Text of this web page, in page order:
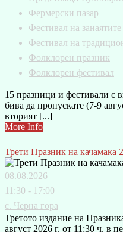
Фермерски пазар
Фестивал на занаятите
Фестивал на
Фолклорен празник
Фолклорен фестивал
15 празници и фестивали с
бива да пропускате (7-9
вторият [...]
More Info
Трети Празник на качамака
08.08.2026
11:30 - 17:00
с. Черна гора
Третото издание на
август 2026 г. от 11:30 ч. в